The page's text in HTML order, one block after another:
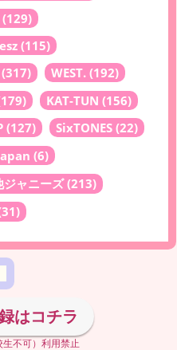
(129)
(115)
(317) WEST. (192)
KAT-TUN (156)
(127) SixTONES (22)
(6)
ジャニーズ(213)
はコチラ
不可）利用禁止